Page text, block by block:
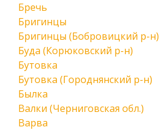
Бречь
Бригинцы
Бригинцы (Бобровицкий р-н)
Буда (Корюковский р-н)
Бутовка
Бутовка (Городнянский р-н)
Былка
Валки (Черниговская обл.)
Варва